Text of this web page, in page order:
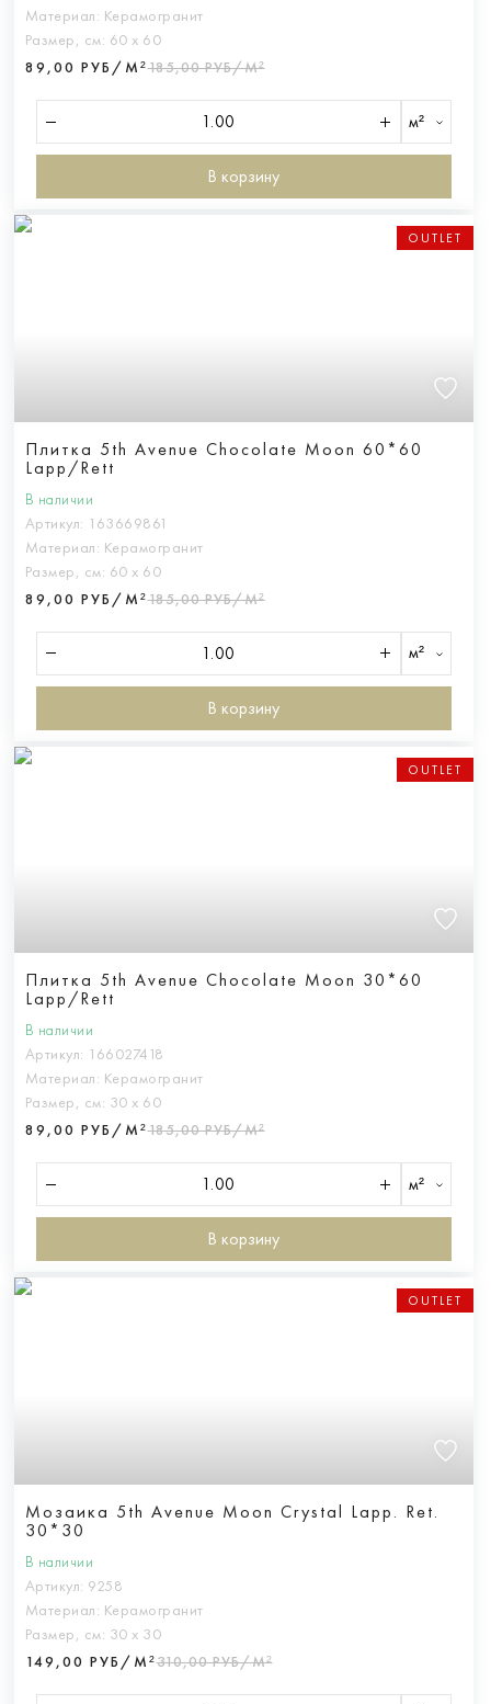
Материал: Керамогранит
Размер, см: 60 х 60
89,00 РУБ/М²185,00 РУБ/М²
м²
В корзину
OUTLET
Плитка 5th Avenue Chocolate Moon 60*60
Lapp/Rett
В наличии
Артикул: 163669861
Материал: Керамогранит
Размер, см: 60 х 60
89,00 РУБ/М²185,00 РУБ/М²
м²
В корзину
OUTLET
Плитка 5th Avenue Chocolate Moon 30*60
Lapp/Rett
В наличии
Артикул: 166027418
Материал: Керамогранит
Размер, см: 30 х 60
89,00 РУБ/М²185,00 РУБ/М²
м²
В корзину
OUTLET
Мозаика 5th Avenue Moon Crystal Lapp. Ret.
30*30
В наличии
Артикул: 9258
Материал: Керамогранит
Размер, см: 30 х 30
149,00 РУБ/М²310,00 РУБ/М²